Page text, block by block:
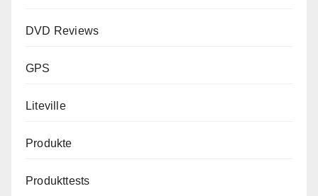
DVD Reviews
GPS
Liteville
Produkte
Produkttests